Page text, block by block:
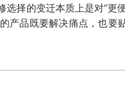
选择的变迁本质上是对“
产品既要解决痛点，也要